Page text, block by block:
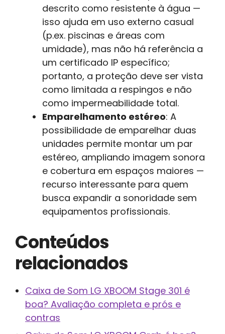
descrito como resistente à água —
isso ajuda em uso externo casual
(p.ex. piscinas e áreas com
umidade), mas não há referência a
um certificado IP específico;
portanto, a proteção deve ser vista
como limitada a respingos e não
como impermeabilidade total.
Emparelhamento estéreo: A
possibilidade de emparelhar duas
unidades permite montar um par
estéreo, ampliando imagem sonora
e cobertura em espaços maiores —
recurso interessante para quem
busca expandir a sonoridade sem
equipamentos profissionais.
Conteúdos
relacionados
Caixa de Som LG XBOOM Stage 301 é
boa? Avaliação completa e prós e
contras